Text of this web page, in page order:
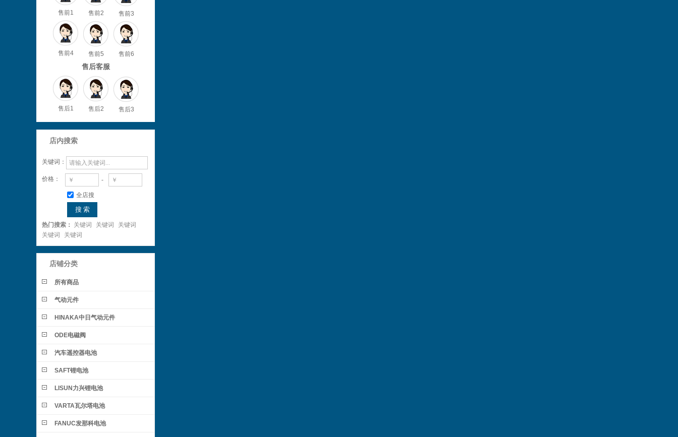
售前1 售前2 售前3
售前4 售前5 售前6
售后客服
售后1 售后2 售后3
店内搜索
关键词：
价格： -
全店搜
搜 索
热门搜索： 关键词 关键词
关键词
关键词
关键词
店铺分类
所有商品
气动元件
HINAKA中日气动元件
ODE电磁阀
汽车遥控器电池
SAFT锂电池
LISUN力兴锂电池
VARTA瓦尔塔电池
FANUC发那科电池